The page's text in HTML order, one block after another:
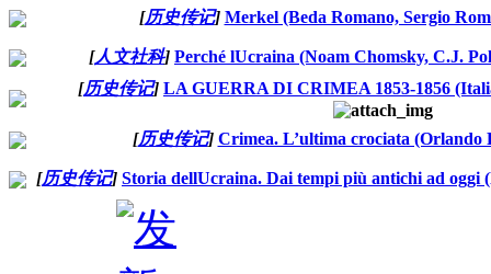
[历史传记] Merkel (Beda Romano, Sergio
[人文社科] Perché lUcraina (Noam Chomsky, C.J.
[历史传记] LA GUERRA DI CRIMEA 1853-1856
[历史传记] Crimea. L’ultima crociata (Orlando
[历史传记] Storia dellUcraina. Dai tempi più antichi ad oggi